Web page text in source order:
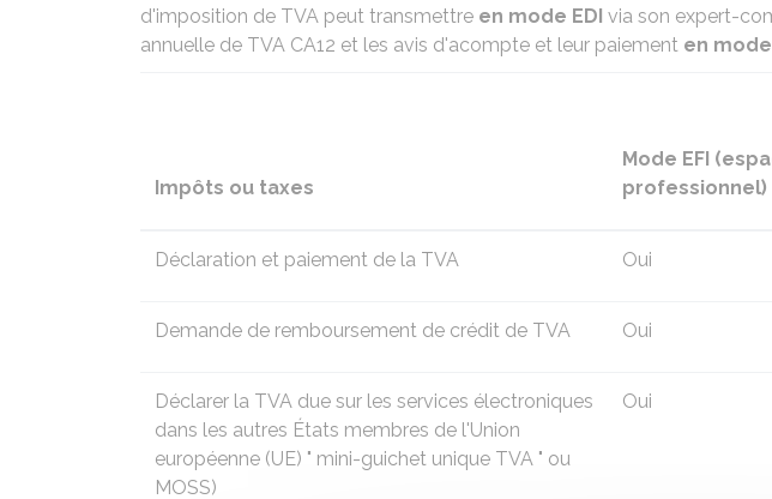
d'imposition de TVA peut transmettre en mode EDI via son expert-
annuelle de TVA CA12 et les avis d'acompte et leur paiement en mode
Impôts ou taxes
Mode EFI
professionnel)
Déclaration et paiement de la TVA Oui
Demande de remboursement de crédit de TVA Oui
Déclarer la TVA due sur les services électroniques
dans les autres États membres de l'Union
européenne (UE) " mini-guichet unique TVA " ou
MOSS)
Oui